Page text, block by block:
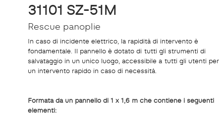
31101 SZ-51M
Rescue panoplie
In caso di incidente elettrico, la rapidità di intervento è
fondamentale. Il pannello è dotato di tutti gli strumenti di
salvataggio in un unico luogo, accessibile a tutti gli utenti per
un intervento rapido in caso di necessità.
Formata da un pannello di 1 x 1,6 m che contiene i seguenti
elementi: